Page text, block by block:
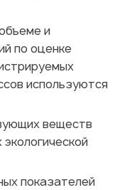
и
по оценке
используются
веществ
показателей